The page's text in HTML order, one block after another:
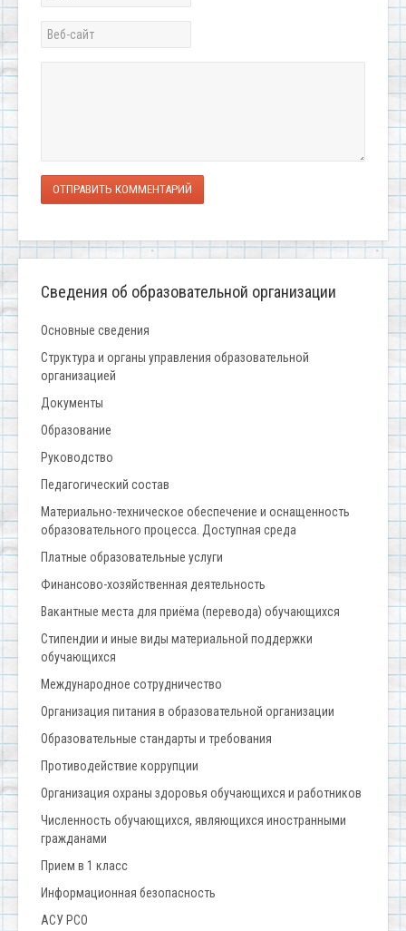
ОТПРАВИТЬ КОММЕНТАРИЙ
Сведения об образовательной организации
Основные сведения
Структура и органы управления образовательной
организацией
Документы
Образование
Руководство
Педагогический состав
Материально-техническое обеспечение и оснащенность
образовательного процесса. Доступная среда
Платные образовательные услуги
Финансово-хозяйственная деятельность
Вакантные места для приёма (перевода) обучающихся
Стипендии и иные виды материальной поддержки
обучающихся
Международное сотрудничество
Организация питания в образовательной организации
Образовательные стандарты и требования
Противодействие коррупции
Организация охраны здоровья обучающихся и работников
Численность обучающихся, являющихся иностранными
гражданами
Прием в 1 класс
Информационная безопасность
АСУ РСО